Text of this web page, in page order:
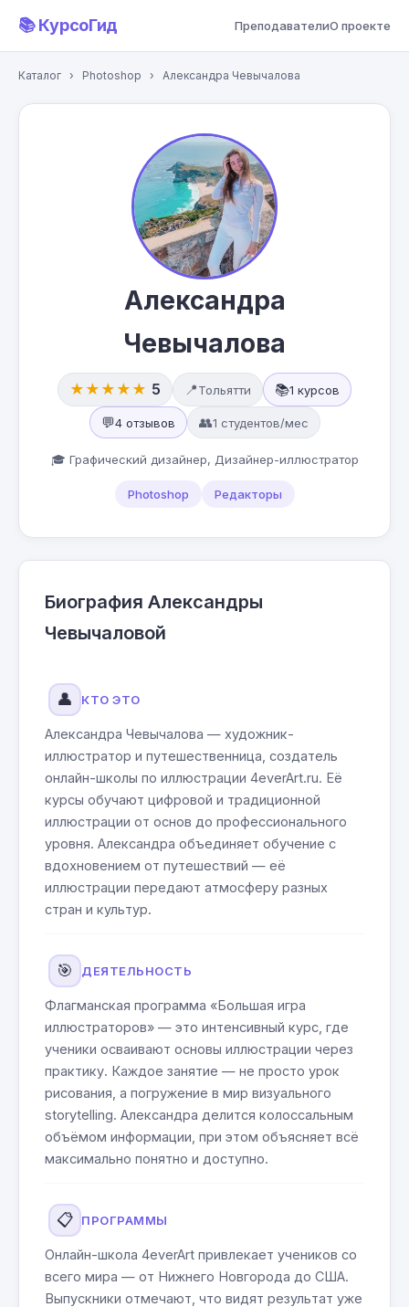
📚 КурсоГид ПреподавателиО проекте
Каталог › Photoshop › Александра Чевычалова
Александра
Чевычалова
★★★★★ 5 📍Тольятти 📚1 курсов
💬4 отзывов 👥1 студентов/мес
🎓 Графический дизайнер, Дизайнер-иллюстратор
Photoshop Редакторы
Биография Александры
Чевычаловой
👤 КТО ЭТО
Александра Чевычалова — художник-
иллюстратор и путешественница, создатель
онлайн-школы по иллюстрации 4everArt.ru. Её
курсы обучают цифровой и традиционной
иллюстрации от основ до профессионального
уровня. Александра объединяет обучение с
вдохновением от путешествий — её
иллюстрации передают атмосферу разных
стран и культур.
🎯 ДЕЯТЕЛЬНОСТЬ
Флагманская программа «Большая игра
иллюстраторов» — это интенсивный курс, где
ученики осваивают основы иллюстрации через
практику. Каждое занятие — не просто урок
рисования, а погружение в мир визуального
storytelling. Александра делится колоссальным
объёмом информации, при этом объясняет всё
максимально понятно и доступно.
📋 ПРОГРАММЫ
Онлайн-школа 4everArt привлекает учеников со
всего мира — от Нижнего Новгорода до США.
Выпускники отмечают, что видят результат уже